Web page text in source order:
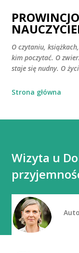
O czytaniu,
kim poczytać. O
staje się nudny. O
Strona główna
Wizyta u